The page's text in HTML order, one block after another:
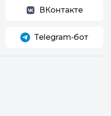
ВКонтакте
Telegram‑бот